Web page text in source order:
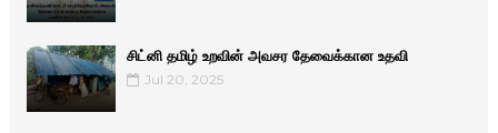
சிட்னி தமிழ் உறவின் அவசர தேவைக்கான உதவி
Jul 20, 2025